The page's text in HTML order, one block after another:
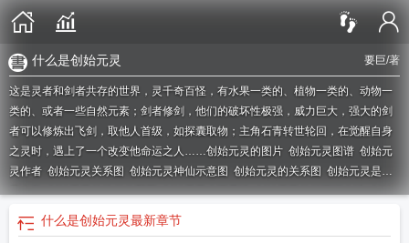
要巨/著
什么是创始元灵
这是灵者和剑者共存的世界，灵千奇百怪，有水果一类的、植物一类的、动物一
类的、或者一些自然元素；剑者修剑，他们的破坏性极强，威力巨大，强大的剑
者可以修炼出飞剑，取他人首级，如探囊取物；主角石青转世轮回，在觉醒自身
之灵时，遇上了一个改变他命运之人……创始元灵的图片 创始元灵图谱 创始元
灵作者 创始元灵关系图 创始元灵神仙示意图 创始元灵的关系图 创始元灵是不
是上帝创始元灵的徒弟分配图创始元灵上面是谁创始元灵的前面还有谁创始
元灵关系图高清
创始元灵出处 re创世主
灵始祖的四大徒弟
什么是创始元灵最新章节